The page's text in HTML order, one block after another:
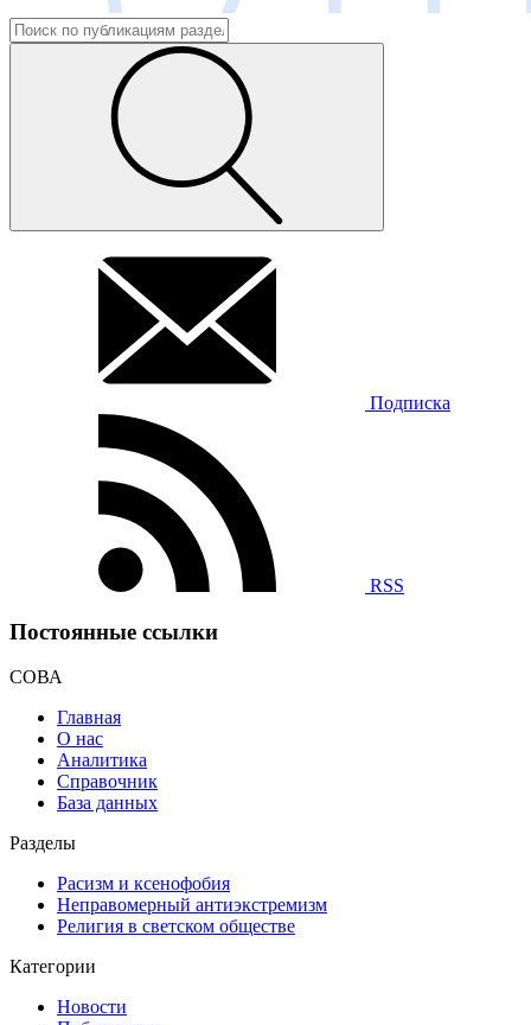
Подписка
RSS
Постоянные ссылки
СОВА
Главная
О нас
Аналитика
Справочник
База данных
Разделы
Расизм и ксенофобия
Неправомерный антиэкстремизм
Религия в светском обществе
Категории
Новости